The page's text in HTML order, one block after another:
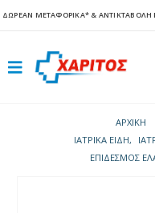
ΔΩΡΕΑΝ ΜΕΤΑΦΟΡΙΚΑ* & ΑΝΤΙΚΤΑΒΟΛΗ
ΑΡΧΙΚΉ
ΙΑΤΡΙΚΑ ΕΙΔΗ,
ΕΠΊΔΕΣΜΟΣ